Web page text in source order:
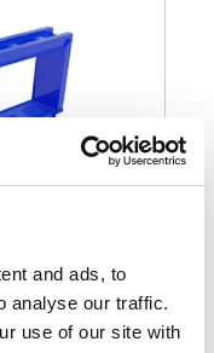
and ads, to
analyse our traffic.
use of our site with